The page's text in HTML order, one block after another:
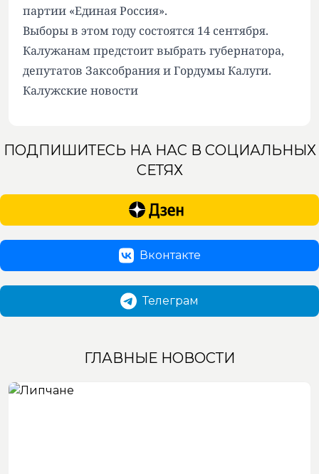
партии «Единая Россия».
Выборы в этом году состоятся 14 сентября.
Калужанам предстоит выбрать губернатора,
депутатов Заксобрания и Гордумы Калуги.
Калужские новости
ПОДПИШИТЕСЬ НА НАС В СОЦИАЛЬНЫХ
СЕТЯХ
Вконтакте
Телеграм
ГЛАВНЫЕ НОВОСТИ